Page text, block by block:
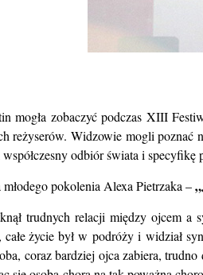
mogła zobaczyć podczas XIII
reżyserów. Widzowie mogli poznać
odbiór świata i specyfikę
pokolenia Alexa Pietrzaka –
trudnych relacji między ojcem
życie był w podróży i widział
coraz bardziej ojca zabiera,